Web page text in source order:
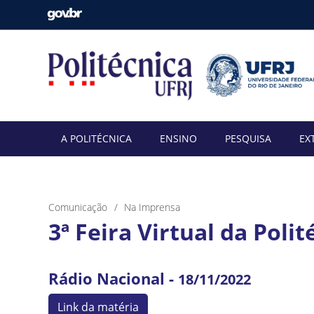
A POLITÉCNICA ENSINO PESQUISA
Comunicação Na Imprensa
3ª Feira Virtual da
Rádio Nacional - 18/11/2022
Link da matéria